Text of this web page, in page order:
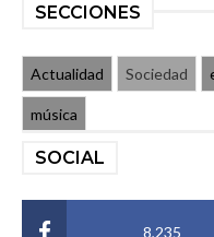
SECCIONES
Actualidad Sociedad
música
SOCIAL
8,235